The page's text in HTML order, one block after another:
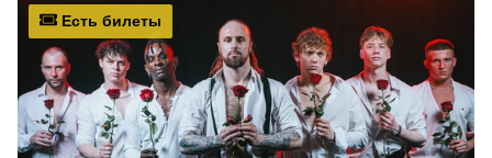
Есть билеты